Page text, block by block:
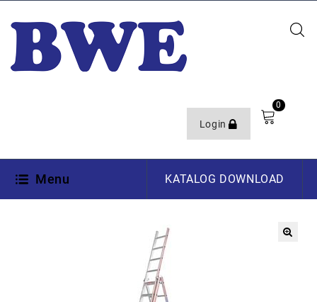
Login
0
Menu KATALOG DOWNLOAD